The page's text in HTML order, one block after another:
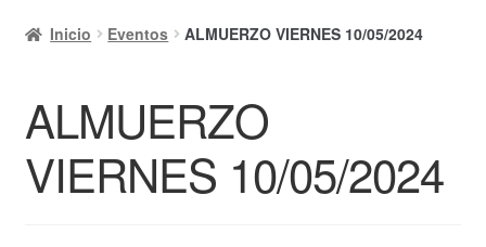
Calendario
Mi cuenta
Ayuda Rapida
Finalizar compra
Inicio Eventos ALMUERZO VIERNES 10/05/2024
ALMUERZO
VIERNES 10/05/2024